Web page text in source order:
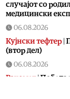
случајот со
медицински
06.08.2026
Кујнски тефтер
(втор дел)
06.08.2026
Ракомет |Победа